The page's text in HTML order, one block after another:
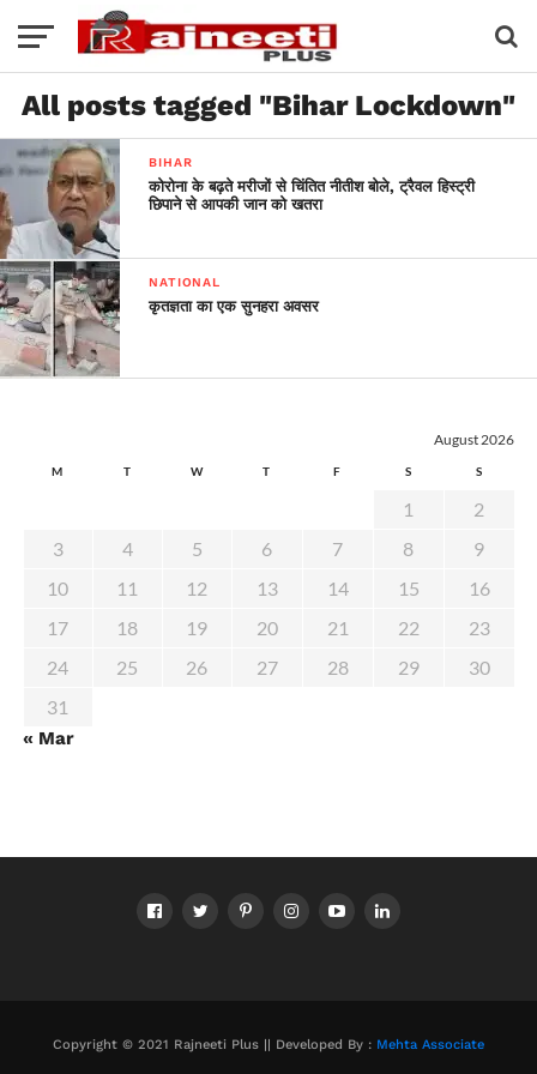
All posts tagged "Bihar Lockdown"
BIHAR
कोरोना के बढ़ते मरीजों से चिंतित नीतीश बोले, ट्रैवल हिस्ट्री
छिपाने से आपकी जान को खतरा
NATIONAL
कृतज्ञता का एक सुनहरा अवसर
August 2026
M T W T F S S
1
2
3
4 5 6 7 8
9
10
11 12 13 14 15
16
17
18 19 20 21 22
23
24
25 26 27 28 29
30
31
« Mar
Copyright © 2021 Rajneeti Plus || Developed By : Mehta Associate